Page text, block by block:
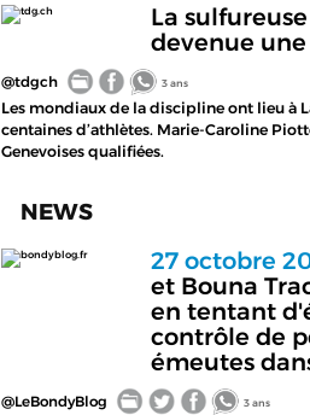
tdg.ch
La
devenue
@tdgch 3 ans
Les mondiaux de la discipline ont lieu à
centaines d’athlètes. Marie-Caroline
Genevoises qualifiées.
NEWS
bondyblog.fr 27 octobre
et Bouna
en tentant
contrôle de
émeutes
@LeBondyBlog 3 ans